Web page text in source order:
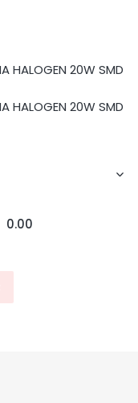
0.00